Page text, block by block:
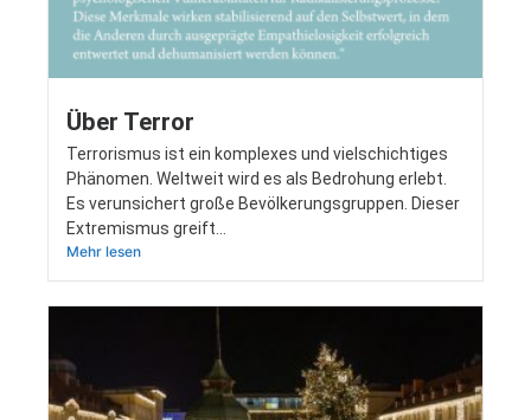
Über Terror
Ter­ro­ris­mus ist ein kom­ple­xes und viel­schich­ti­ges
Phä­no­men. Welt­weit wird es als Bedro­hung erlebt.
Es ver­un­si­chert gro­ße Bevöl­ke­rungs­grup­pen. Die­ser
Extre­mis­mus greift…
Mehr lesen